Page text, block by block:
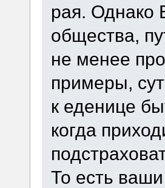
рая. Однако
общества,
не менее
примеры,
к еденице
когда
То есть